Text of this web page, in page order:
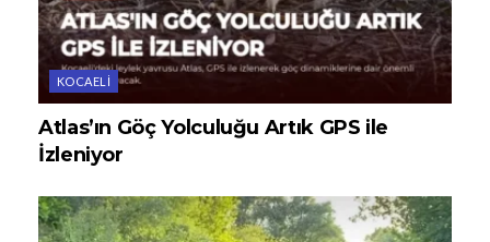
KOCAELI
Atlas’ın Göç Yolculuğu Artık GPS ile
İzleniyor